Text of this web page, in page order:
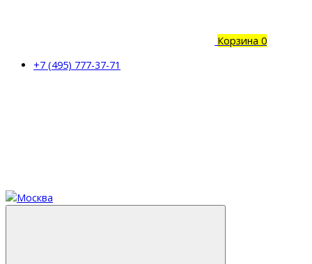
Корзина 0
+7 (495) 777-37-71